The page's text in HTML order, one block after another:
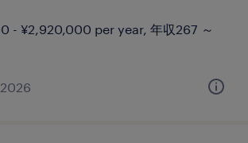
- ¥2,920,000 per year, 年収267 ～